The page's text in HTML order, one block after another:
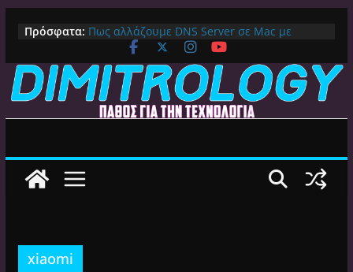
περιεχόμενο
Πρόσφατα: Πως αλλάζουμε DNS Server σε Mac με
MacOS Ventura (Macbook, Mac Mini, iMac,
κλπ)
IPVanish Προσφορά: 83% Έκπτωση στο
Premium VPN – Δες γιατί αξίζει
Alive GR Kodi: Γιατί Δεν Λειτουργεί Πλέον το
Android TV | CX File Explorer, Καθαρισμός
Ο Καλύτερος Launcher για Android TV /
xiaomi